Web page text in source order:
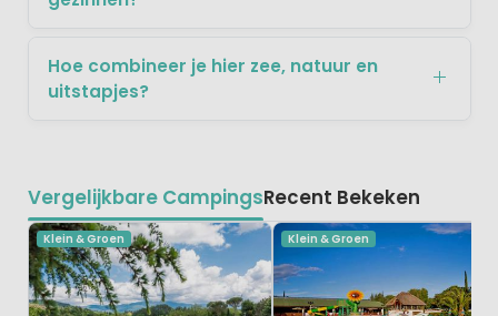
Hoe combineer je hier zee, natuur en
uitstapjes?
Vergelijkbare CampingsRecent Bekeken
Klein & Groen Klein & Groen